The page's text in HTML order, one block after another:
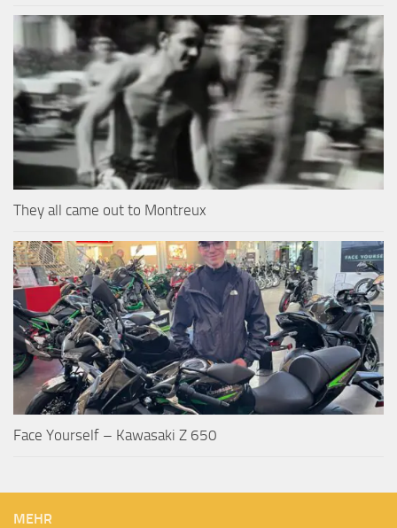
They all came out to Montreux
Face Yourself – Kawasaki Z 650
MEHR